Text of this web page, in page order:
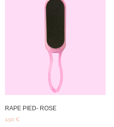
RAPE PIED- ROSE
4,90 €